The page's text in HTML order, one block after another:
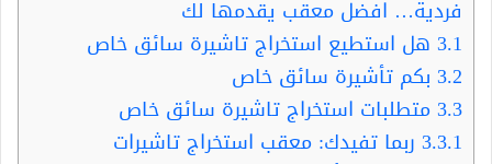
فردية… افضل معقب يقدمها لك
3.1 هل استطيع استخراج تاشيرة سائق خاص
3.2 بكم تأشيرة سائق خاص
3.3متطلبات استخراج تاشيرة سائق خاص
3.3.1 ربما تفيدك: معقب استخراج تاشيرات